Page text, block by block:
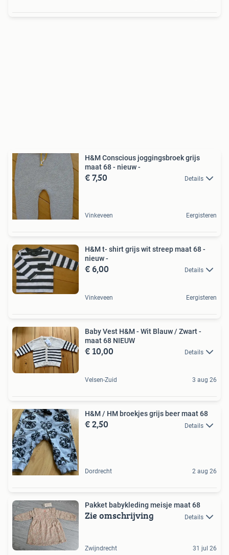
H&M Conscious joggingsbroek grijs
maat 68 - nieuw -
€ 7,50 Details
Vinkeveen Eergisteren
H&M t- shirt grijs wit streep maat 68 -
nieuw -
€ 6,00 Details
Vinkeveen Eergisteren
Baby Vest H&M - Wit Blauw / Zwart -
maat 68 NIEUW
€ 10,00 Details
Velsen-Zuid 3 aug 26
H&M / HM broekjes grijs beer maat 68
€ 2,50 Details
Dordrecht 2 aug 26
Pakket babykleding meisje maat 68
Zie omschrijving Details
Zwijndrecht 31 jul 26